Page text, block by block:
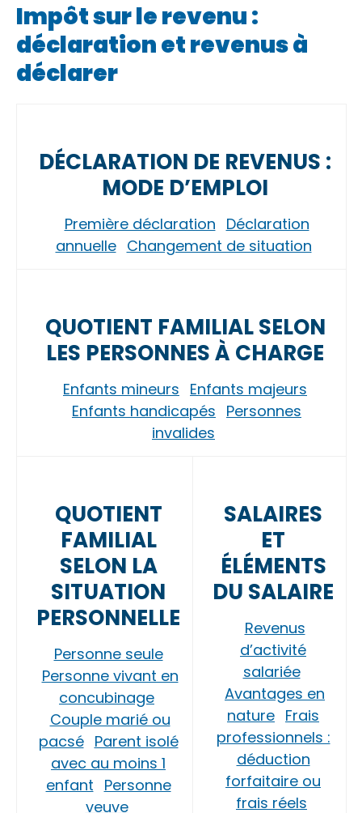
Impôt sur le revenu :
déclaration et revenus à
déclarer
DÉCLARATION DE REVENUS :
MODE D’EMPLOI
Première déclaration Déclaration
annuelle Changement de situation
QUOTIENT FAMILIAL SELON
LES PERSONNES À CHARGE
Enfants mineurs Enfants majeurs
Enfants handicapés Personnes
invalides
QUOTIENT
FAMILIAL
SELON LA
SITUATION
PERSONNELLE
Personne seule
Personne vivant en
concubinage
Couple marié ou
pacsé Parent isolé
avec au moins 1
enfant Personne
veuve
SALAIRES
ET
ÉLÉMENTS
DU SALAIRE
Revenus
d’activité
salariée
Avantages en
nature Frais
professionnels :
déduction
forfaitaire ou
frais réels